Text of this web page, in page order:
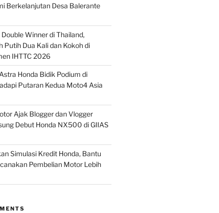
Berkelanjutan Desa Balerante
Winner di Thailand,
Putih Dua Kali dan Kokoh di
IHTTC 2026
Honda Bidik Podium di
Putaran Kedua Moto4 Asia
Ajak Blogger dan Vlogger
Debut Honda NX500 di GIIAS
Simulasi Kredit Honda, Bantu
Pembelian Motor Lebih